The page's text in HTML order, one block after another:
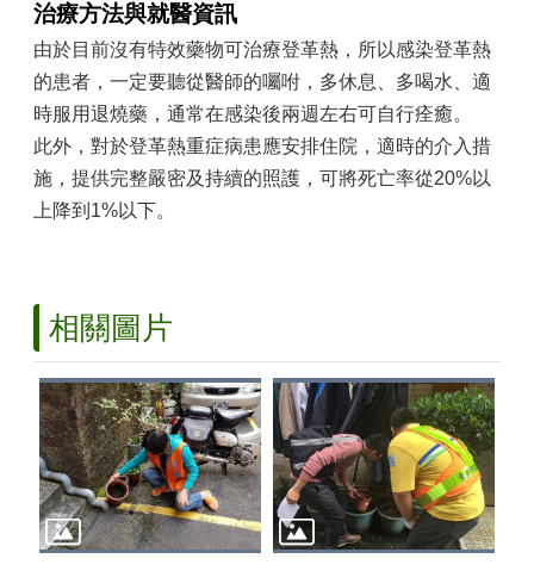
電
子
公
告
站
頁
English
治療方法與就醫資訊
由於目前沒有特效藥物可治療登革熱，所以感染登革熱
的患者，一定要聽從醫師的囑咐，多休息、多喝水、適
時服用退燒藥，通常在感染後兩週左右可自行痊癒。
此外，對於登革熱重症病患應安排住院，適時的介入措
施，提供完整嚴密及持續的照護，可將死亡率從20%以
上降到1%以下。
相關圖片